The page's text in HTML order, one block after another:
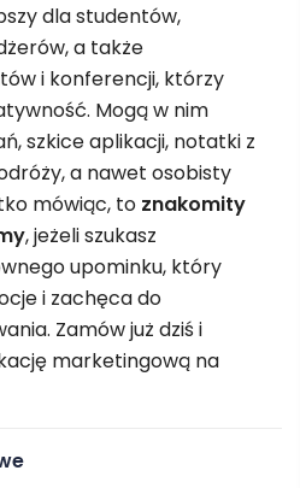
dla studentów,
a także
i konferencji, którzy
Mogą w nim
szkice aplikacji, notatki z
a nawet osobisty
mówiąc, to znakomity
, jeżeli szukasz
upominku, który
i zachęca do
Zamów już dziś i
marketingową na